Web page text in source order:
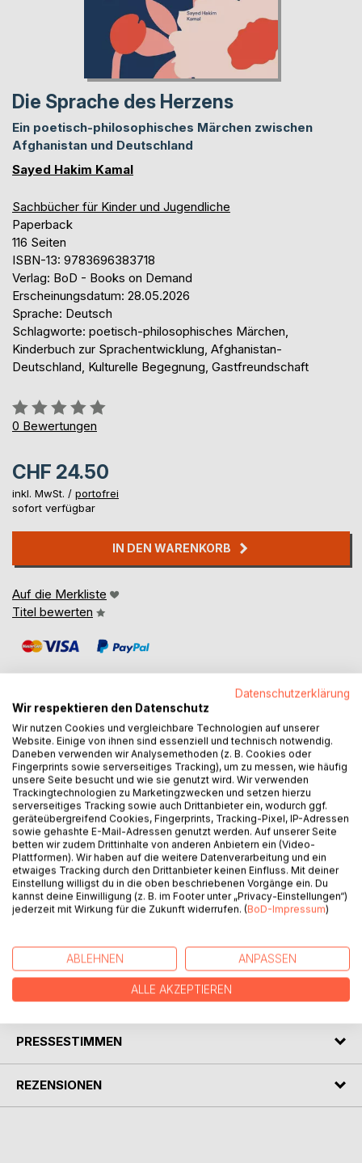
Die Sprache des Herzens
Ein poetisch-philosophisches Märchen zwischen
Afghanistan und Deutschland
Sayed Hakim Kamal
Sachbücher für Kinder und Jugendliche
Paperback
116 Seiten
ISBN-13: 9783696383718
Verlag: BoD - Books on Demand
Erscheinungsdatum: 28.05.2026
Sprache: Deutsch
Schlagworte: poetisch-philosophisches Märchen,
Kinderbuch zur Sprachentwicklung, Afghanistan-
Deutschland, Kulturelle Begegnung, Gastfreundschaft
Bewertung::
0%
0 Bewertungen
CHF 24.50
inkl. MwSt. / portofrei
sofort verfügbar
IN DEN WARENKORB
Auf die Merkliste
Titel bewerten
BESCHREIBUNG
Ein poetisch-philosophisches Märchen über Sprache,
Fremdsein und die Begegnung zwischen Kulturen. Die
Geschichte begleitet ein Kind auf einer Reise zwischen
Afghanistan und Europa und zeigt, wie Sprache,
Freundschaft und Mut Menschen verbinden können.
Das Buch eröffnet Kindern und Erwachsenen einen
behutsamen Zugang zu Themen wie Angst, Hoffnung,
kulturelle Begegnung und dem Erlernen neuer Sprachen. Im
die alle Menschen verstehen können.
AUTOR/IN
PRESSESTIMMEN
REZENSIONEN
Datenschutzerklärung
Wir respektieren den Datenschutz
Wir nutzen Cookies und vergleichbare Technologien auf unserer
Website. Einige von ihnen sind essenziell und technisch notwendig.
Daneben verwenden wir Analysemethoden (z. B. Cookies oder
Fingerprints sowie serverseitiges Tracking), um zu messen, wie häufig
unsere Seite besucht und wie sie genutzt wird. Wir verwenden
Trackingtechnologien zu Marketingzwecken und setzen hierzu
serverseitiges Tracking sowie auch Drittanbieter ein, wodurch ggf.
geräteübergreifend Cookies, Fingerprints, Tracking-Pixel, IP-Adressen
sowie gehashte E-Mail-Adressen genutzt werden. Auf unserer Seite
betten wir zudem Drittinhalte von anderen Anbietern ein (Video-
Plattformen). Wir haben auf die weitere Datenverarbeitung und ein
etwaiges Tracking durch den Drittanbieter keinen Einfluss. Mit deiner
Einstellung willigst du in die oben beschriebenen Vorgänge ein. Du
kannst deine Einwilligung (z. B. im Footer unter „Privacy-Einstellungen“)
jederzeit mit Wirkung für die Zukunft widerrufen. (BoD-Impressum)
ABLEHNEN ANPASSEN
ALLE AKZEPTIEREN